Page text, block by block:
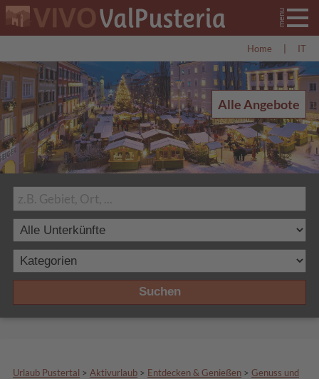
Home IT
Suchen
Alle Angebote
Urlaub Pustertal > Aktivurlaub > Entdecken & Genießen > Genuss und